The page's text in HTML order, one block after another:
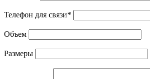
Телефон для связи*
Объем
Размеры